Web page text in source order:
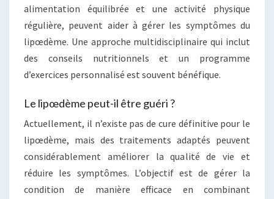
alimentation équilibrée et une activité physique
régulière, peuvent aider à gérer les symptômes du
lipœdème. Une approche multidisciplinaire qui inclut
des conseils nutritionnels et un programme
d’exercices personnalisé est souvent bénéfique.
Le lipœdème peut-il être guéri ?
Actuellement, il n’existe pas de cure définitive pour le
lipœdème, mais des traitements adaptés peuvent
considérablement améliorer la qualité de vie et
réduire les symptômes. L’objectif est de gérer la
condition de manière efficace en combinant